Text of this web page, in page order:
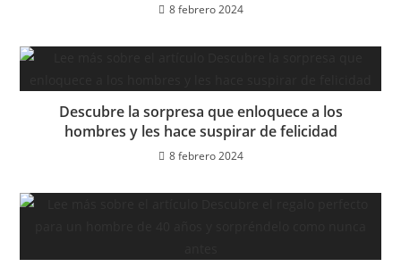
8 febrero 2024
Descubre la sorpresa que enloquece a los
hombres y les hace suspirar de felicidad
8 febrero 2024